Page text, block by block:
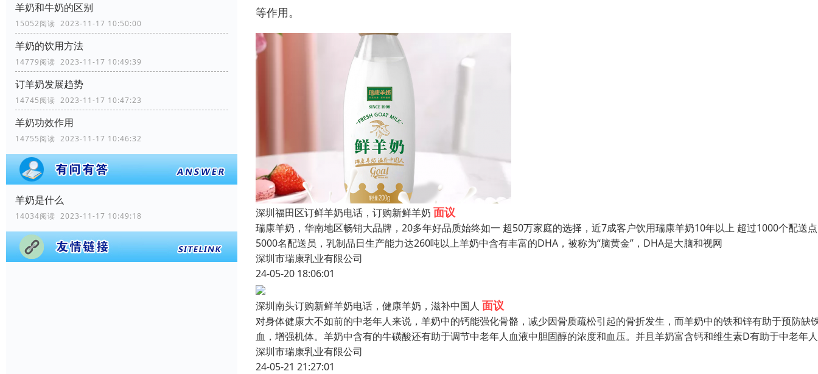
羊奶和牛奶的区别
15052阅读 2023-11-17 10:50:00
羊奶的饮用方法
14779阅读 2023-11-17 10:49:39
订羊奶发展趋势
14745阅读 2023-11-17 10:47:23
羊奶功效作用
14755阅读 2023-11-17 10:46:32
羊奶是什么
14034阅读 2023-11-17 10:49:18
等作用。
深圳福田区订鲜羊奶电话，订购新鲜羊奶 面议
瑞康羊奶，华南地区畅销大品牌，20多年好品质始终如一 超50万家庭的选择，近7成客户饮用瑞康羊奶10年以上 超过1000个配送
5000名配送员，乳制品日生产能力达260吨以上羊奶中含有丰富的DHA，被称为“脑黄金”，DHA是大脑和视网
深圳市瑞康乳业有限公司
24-05-20 18:06:01
深圳南头订购新鲜羊奶电话，健康羊奶，滋补中国人 面议
对身体健康大不如前的中老年人来说，羊奶中的钙能强化骨骼，减少因骨质疏松引起的骨折发生，而羊奶中的铁和锌有助于预防缺
血，增强机体。羊奶中含有的牛磺酸还有助于调节中老年人血液中胆固醇的浓度和血压。并且羊奶富含钙和维生素D有助于中老年
深圳市瑞康乳业有限公司
24-05-21 21:27:01